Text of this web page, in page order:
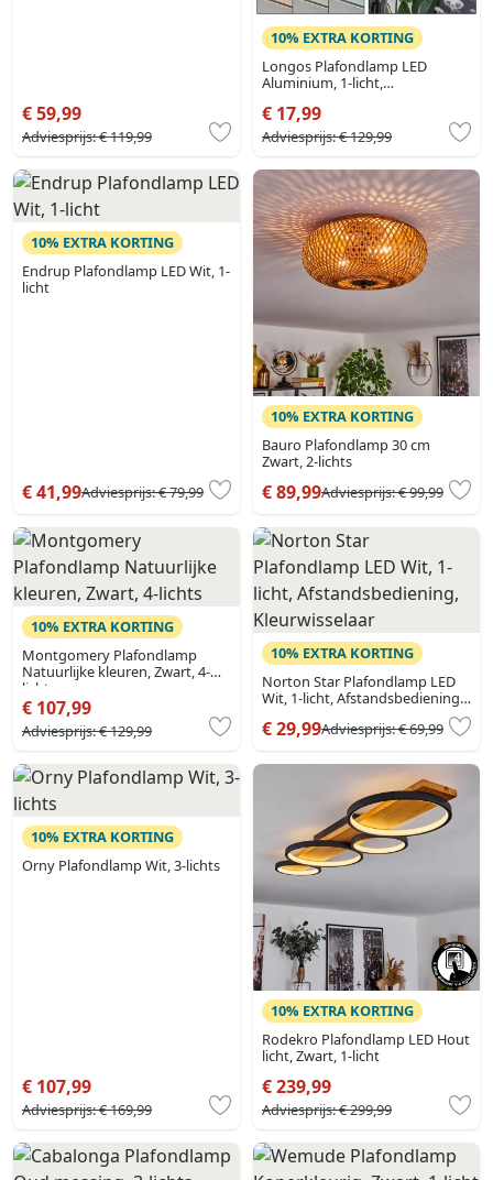
€ 59,99
Adviesprijs:€ 119,99
10% EXTRA KORTING
Longos Plafondlamp LED
Aluminium, 1-licht,
€ 17,99
Adviesprijs:€ 129,99
10% EXTRA KORTING
Endrup Plafondlamp LED Wit, 1-
licht
€ 41,99Adviesprijs:€ 79,99
10% EXTRA KORTING
Bauro Plafondlamp 30 cm
Zwart, 2-lichts
€ 89,99Adviesprijs:€ 99,99
10% EXTRA KORTING
Montgomery Plafondlamp
Natuurlijke kleuren, Zwart, 4-
lichts
€ 107,99
Adviesprijs:€ 129,99
10% EXTRA KORTING
Norton Star Plafondlamp LED
Wit, 1-licht, Afstandsbediening,
€ 29,99Adviesprijs:€ 69,99
10% EXTRA KORTING
Orny Plafondlamp Wit, 3-lichts
€ 107,99
Adviesprijs:€ 169,99
10% EXTRA KORTING
Rodekro Plafondlamp LED Hout
licht, Zwart, 1-licht
€ 239,99
Adviesprijs:€ 299,99